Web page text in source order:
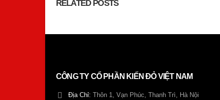
RELATED POSTS
CÔNG TY CỔ PHẦN KIẾN ĐỎ VIỆT NAM
Địa Chỉ: Thôn 1, Vạn Phúc, Thanh Trì, Hà Nội